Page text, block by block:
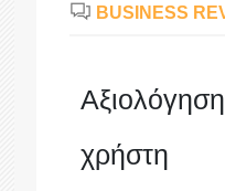
BUSINESS
Αξιολόγηση
χρήστη